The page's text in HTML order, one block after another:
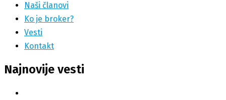
Naši članovi
Ko je broker?
Vesti
Kontakt
Najnovije vesti